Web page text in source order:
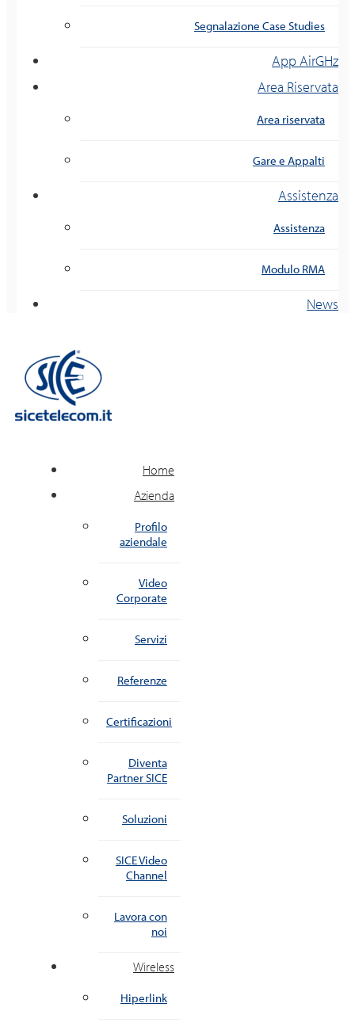
Segnalazione Case Studies
App AirGHz
Area Riservata
Area riservata
Gare e Appalti
Assistenza
Assistenza
Modulo RMA
News
Home
Azienda
Profilo
aziendale
Video
Corporate
Servizi
Referenze
Certificazioni
Diventa
Partner SICE
Soluzioni
SICE Video
Channel
Lavora con
noi
Wireless
Hiperlink